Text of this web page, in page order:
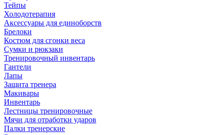
Тейпы
Холодотерапия
Аксессуары для единоборств
Брелоки
Костюм для сгонки веса
Сумки и рюкзаки
Тренировочный инвентарь
Гантели
Лапы
Защита тренера
Макивары
Инвентарь
Лестницы тренировочные
Мячи для отработки ударов
Палки тренерские